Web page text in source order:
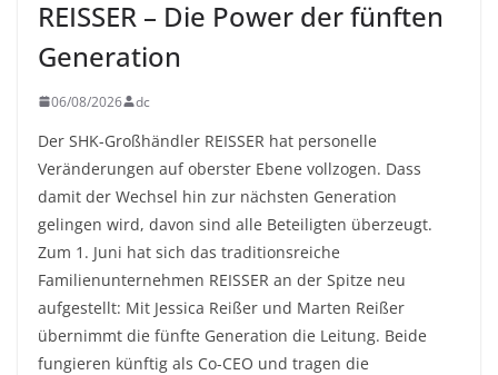
REISSER – Die Power der fünften
Generation
06/08/2026 dc
Der SHK-Großhändler REISSER hat personelle
Veränderungen auf oberster Ebene vollzogen. Dass
damit der Wechsel hin zur nächsten Generation
gelingen wird, davon sind alle Beteiligten überzeugt.
Zum 1. Juni hat sich das traditionsreiche
Familienunternehmen REISSER an der Spitze neu
aufgestellt: Mit Jessica Reißer und Marten Reißer
übernimmt die fünfte Generation die Leitung. Beide
fungieren künftig als Co-CEO und tragen die